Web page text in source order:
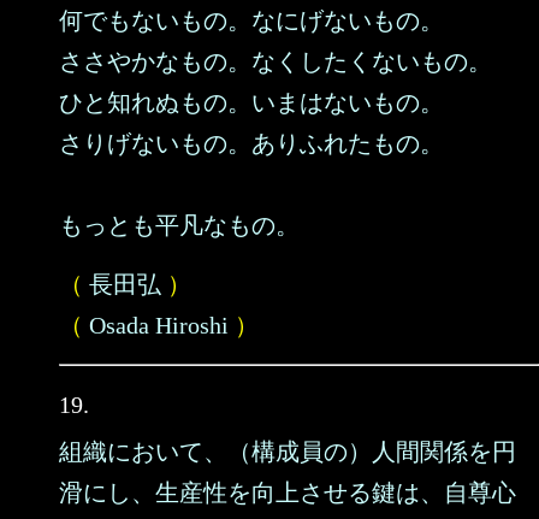
何でもないもの。なにげないもの。
ささやかなもの。なくしたくないもの。
ひと知れぬもの。いまはないもの。
さりげないもの。ありふれたもの。
もっとも平凡なもの。
（ 長田弘 ）
（ Osada Hiroshi ）
19.
組織において、（構成員の）人間関係を円
滑にし、生産性を向上させる鍵は、自尊心